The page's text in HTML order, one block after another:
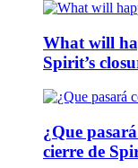
What will
Spirit’s
¿Que
cierre de